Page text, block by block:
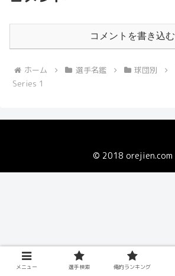
コメントを書き込む
ホーム 選手名鑑 球団別
Series 1
© 2018 orejien.com
メニュー 選手検索 俺的ランキング